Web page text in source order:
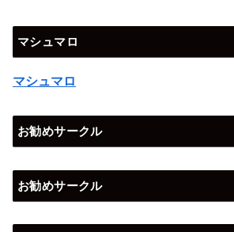
マシュマロ
マシュマロ
お勧めサークル
お勧めサークル